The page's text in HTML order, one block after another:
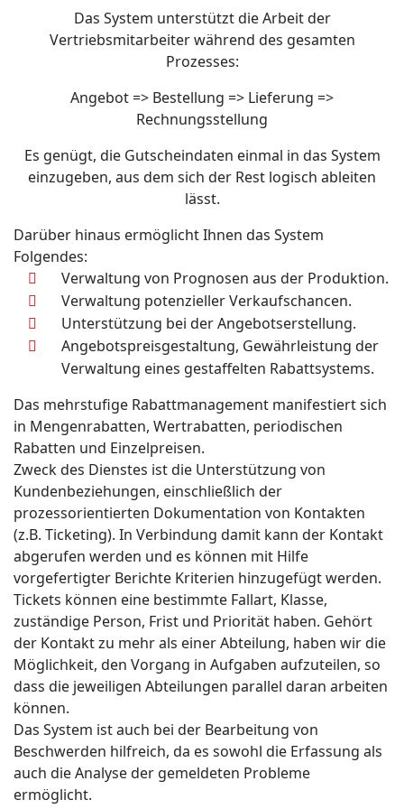
Das System unterstützt die Arbeit der
Vertriebsmitarbeiter während des gesamten
Prozesses:
Angebot => Bestellung => Lieferung =>
Rechnungsstellung
Es genügt, die Gutscheindaten einmal in das System
einzugeben, aus dem sich der Rest logisch ableiten
lässt.
Darüber hinaus ermöglicht Ihnen das System
Folgendes:
Verwaltung von Prognosen aus der Produktion.
Verwaltung potenzieller Verkaufschancen.
Unterstützung bei der Angebotserstellung.
Angebotspreisgestaltung, Gewährleistung der
Verwaltung eines gestaffelten Rabattsystems.
Das mehrstufige Rabattmanagement manifestiert sich
in Mengenrabatten, Wertrabatten, periodischen
Rabatten und Einzelpreisen.
Zweck des Dienstes ist die Unterstützung von
Kundenbeziehungen, einschließlich der
prozessorientierten Dokumentation von Kontakten
(z.B. Ticketing). In Verbindung damit kann der Kontakt
abgerufen werden und es können mit Hilfe
vorgefertigter Berichte Kriterien hinzugefügt werden.
Tickets können eine bestimmte Fallart, Klasse,
zuständige Person, Frist und Priorität haben. Gehört
der Kontakt zu mehr als einer Abteilung, haben wir die
Möglichkeit, den Vorgang in Aufgaben aufzuteilen, so
dass die jeweiligen Abteilungen parallel daran arbeiten
können.
Das System ist auch bei der Bearbeitung von
Beschwerden hilfreich, da es sowohl die Erfassung als
auch die Analyse der gemeldeten Probleme
ermöglicht.